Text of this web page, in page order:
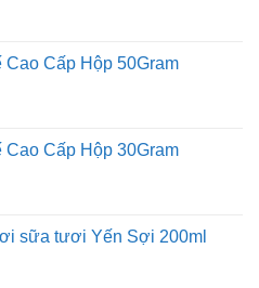
keo
Cao Cấp Hộp 50Gram
Cao Cấp Hộp 30Gram
sữa tươi Yến Sợi 200ml